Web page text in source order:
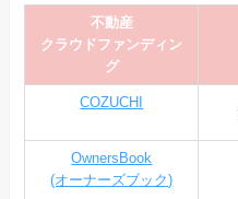
不動産
クラウドファンディン
グ
COZUCHI
OwnersBook
(オーナーズブック)